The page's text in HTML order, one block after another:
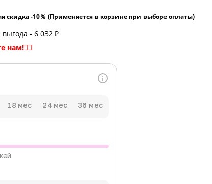
скидка -10％ (Применяется в корзине при выборе оплаты)
- 6 032 ₽
18 мес 24 мес 36 мес